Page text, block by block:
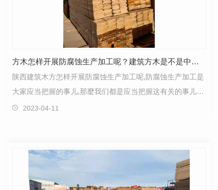
方木怎样开展防腐蚀生产加工呢？建筑方木是不是中空的分辨方式？
陕西建筑木方怎样开展防腐蚀生产加工呢,防腐蚀生产加工是
大家应当把握的事儿,那麼我们都是应当把握这有关的事儿的,
大家都知道,方木的生产制造也是较为严实的全过程…
2023-04-11